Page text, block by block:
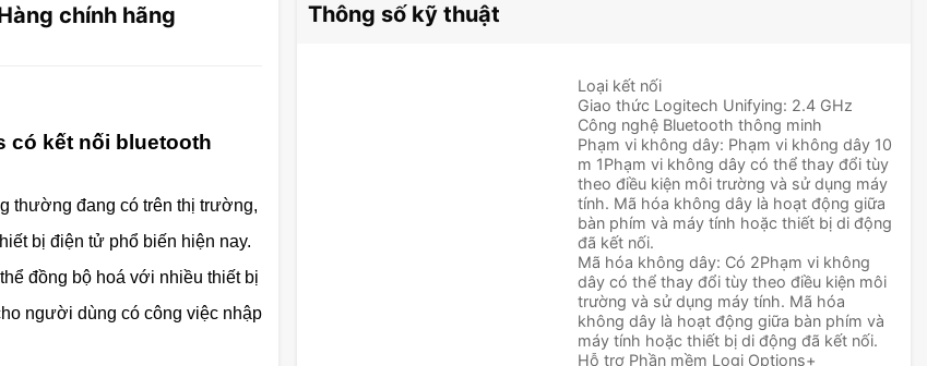
chính hãng
có kết nối bluetooth
thường đang có trên thị trường,
bị điện tử phổ biến hiện nay.
đồng bộ hoá với nhiều thiết bị
người dùng có công việc nhập
Thông số kỹ thuật
Loại kết nối
Giao thức Logitech Unifying: 2.4 GHz
Công nghệ Bluetooth thông minh
Phạm vi không dây: Phạm vi không dây 10
m 1Phạm vi không dây có thể thay đổi tùy
theo điều kiện môi trường và sử dụng máy
tính. Mã hóa không dây là hoạt động giữa
bàn phím và máy tính hoặc thiết bị di động
đã kết nối.
Mã hóa không dây: Có 2Phạm vi không
dây có thể thay đổi tùy theo điều kiện môi
trường và sử dụng máy tính. Mã hóa
không dây là hoạt động giữa bàn phím và
máy tính hoặc thiết bị di động đã kết nối.
Hỗ trợ Phần mềm Logi Options+